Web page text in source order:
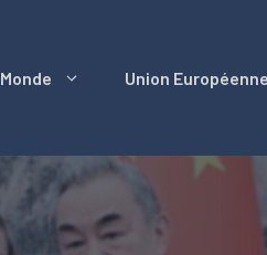
Monde Union Européenne